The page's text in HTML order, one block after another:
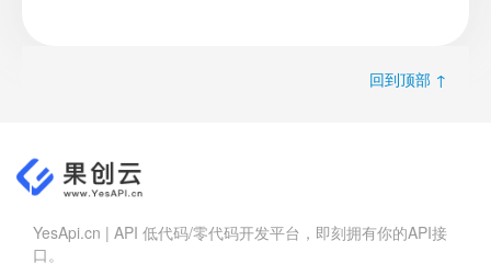
回到顶部 ↑
YesApi.cn | API 低代码/零代码开发平台，即刻拥有你的API接
口。